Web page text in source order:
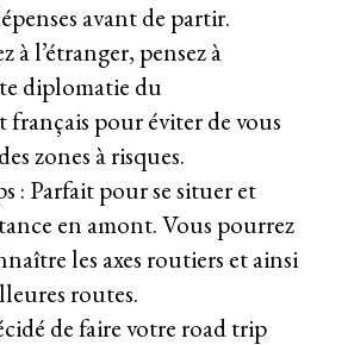
avant de partir.
à l’étranger, pensez à
diplomatie du
français pour éviter de vous
zones à risques.
: Parfait pour se situer et
en amont. Vous pourrez
les axes routiers et ainsi
routes.
de faire votre road trip